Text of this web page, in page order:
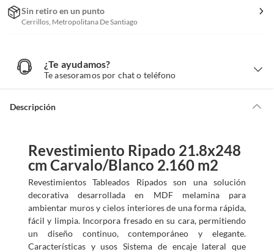
Sin retiro en un punto
Cerrillos, Metropolitana De Santiago
¿Te ayudamos?
Te asesoramos por chat o teléfono
y
a
Descripción
Revestimiento Ripado 21.8x248
cm Carvalo/Blanco 2.160 m2
Revestimientos Tableados Ripados son una solución
decorativa desarrollada en MDF melamina para
ambientar muros y cielos interiores de una forma rápida,
fácil y limpia. Incorpora fresado en su cara, permitiendo
un diseño continuo, contemporáneo y elegante.
Características y usos Sistema de encaje lateral que